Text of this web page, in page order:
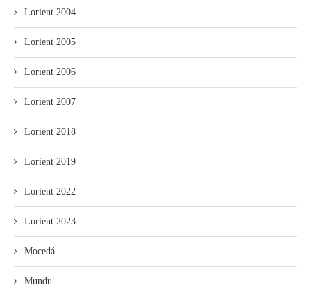
Lorient 2004
Lorient 2005
Lorient 2006
Lorient 2007
Lorient 2018
Lorient 2019
Lorient 2022
Lorient 2023
Mocedá
Mundu